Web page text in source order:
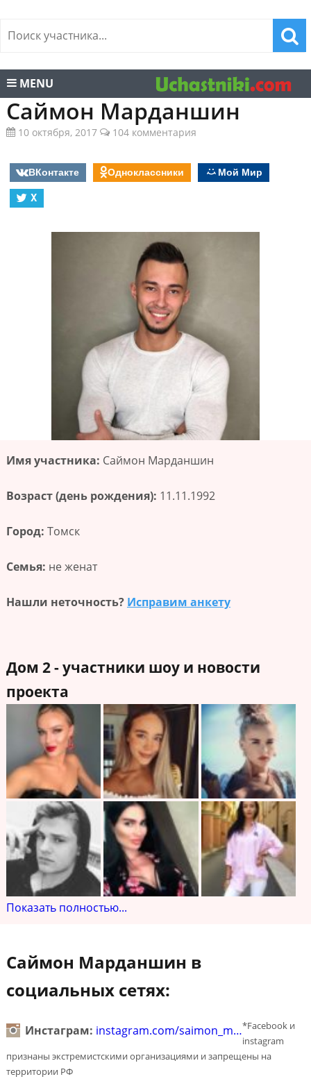
MENU
Саймон Марданшин
10 октября, 2017 104 комментария
ВКонтакте Одноклассники
Мой Мир
X
Имя участника: Саймон Марданшин
Возраст (день рождения): 11.11.1992
Город: Томск
Семья: не женат
Нашли неточность? Исправим анкету
Дом 2 - участники шоу и новости
проекта
Показать полностью...
Саймон Марданшин в
социальных сетях:
Инстаграм: instagram.com/saimon_m…*Facebook и
instagram
признаны экстремистскими организациями и запрещены на
территории РФ